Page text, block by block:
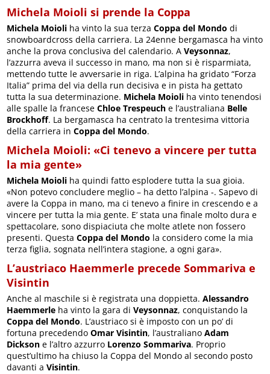
Michela Moioli si prende la Coppa
Michela Moioli ha vinto la sua terzaCoppa del Mondo di
snowboardcross della carriera. La 24enne bergamasca ha vinto
anche la prova conclusiva del calendario. AVeysonnaz,
l’azzurra aveva il successo in mano, ma non si è risparmiata,
mettendo tutte le avversarie in riga. L’alpina ha gridato “Forza
Italia” prima del via della run decisiva e in pista ha gettato
tutta la sua determinazione. Michela Moioli ha vinto tenendosi
alle spalle la franceseChloe Trespeuch e l’australiana Belle
Brockhoff. La bergamasca ha centrato la trentesima vittoria
della carriera inCoppa del Mondo.
Michela Moioli: «Ci tenevo a vincere per tutta
la mia gente»
Michela Moioli ha quindi fatto esplodere tutta la sua gioia.
«Non potevo concludere meglio – ha detto l’alpina -. Sapevo di
avere la Coppa in mano, ma ci tenevo a finire in crescendo e a
vincere per tutta la mia gente. E’ stata una finale molto dura e
spettacolare, sono dispiaciuta che molte atlete non fossero
presenti. QuestaCoppa del Mondo la considero come la mia
terza figlia, sognata nell’intera stagione, a ogni gara».
L’austriaco Haemmerle precede Sommariva e
Visintin
Anche al maschile si è registrata una doppietta.Alessandro
Haemmerle ha vinto la gara diVeysonnaz, conquistando la
Coppa del Mondo. L’austriaco si è imposto con un po’ di
fortuna precedendoOmar Visintin, l’australianoAdam
Dickson e l’altro azzurro Lorenzo Sommariva. Proprio
quest’ultimo ha chiuso la Coppa del Mondo al secondo posto
davanti aVisintin.